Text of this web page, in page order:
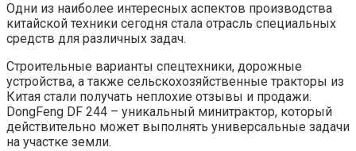
Одни из наиболее интересных аспектов производства
китайской техники сегодня стала отрасль специальных
средств для различных задач.
Строительные варианты спецтехники, дорожные
устройства, а также сельскохозяйственные тракторы из
Китая стали получать неплохие отзывы и продажи.
DongFeng DF 244 – уникальный минитрактор, который
действительно может выполнять универсальные задачи
на участке земли.